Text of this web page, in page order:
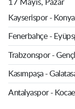
17 Mayıs, Pazar
Kayserispor -
Fenerbahçe -
Trabzonspor -
Kasımpaşa -
Antalyaspor -